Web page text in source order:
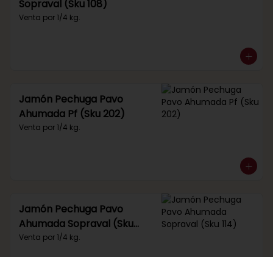
Sopraval (Sku 108)
Venta por 1/4 kg.
Jamón Pechuga Pavo
Ahumada Pf (Sku 202)
Venta por 1/4 kg.
Jamón Pechuga Pavo
Ahumada Sopraval (Sku
114)
Venta por 1/4 kg.